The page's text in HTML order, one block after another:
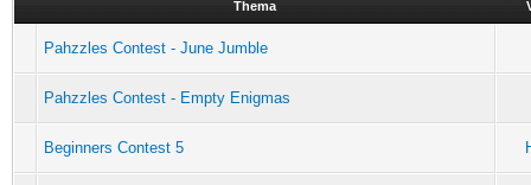
Thema
Pahzzles Contest - June Jumble
Pahzzles Contest - Empty Enigmas
Beginners Contest 5